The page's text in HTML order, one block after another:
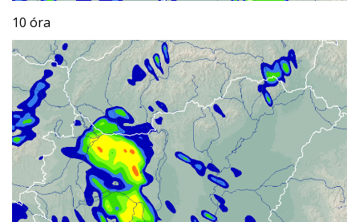
10 óra